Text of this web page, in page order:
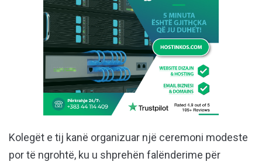
Kolegët e tij kanë organizuar një ceremoni modeste
por të ngrohtë, ku u shprehën falënderime për